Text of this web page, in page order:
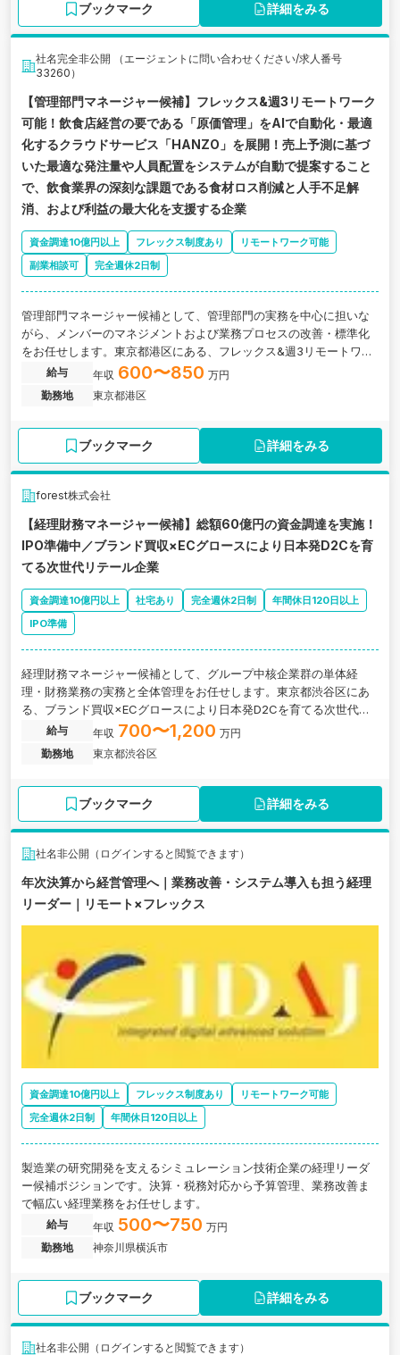
ブックマーク 詳細をみる
社名完全非公開 （エージェントに問い合わせください/求人番号
33260）
【管理部門マネージャー候補】フレックス&週3リモートワーク
可能！飲食店経営の要である「原価管理」をAIで自動化・最適
化するクラウドサービス「HANZO」を展開！売上予測に基づ
いた最適な発注量や人員配置をシステムが自動で提案すること
で、飲食業界の深刻な課題である食材ロス削減と人手不足解
消、および利益の最大化を支援する企業
資金調達10億円以上 フレックス制度あり
リモートワーク可能
副業相談可
完全週休2日制
管理部門マネージャー候補として、管理部門の実務を中心に担いな
がら、メンバーのマネジメントおよび業務プロセスの改善・標準化
をお任せします。東京都港区にある、フレックス&週3リモートワー
ク可能！飲食店経営の要である「原価管理」をAIで自動化・最適化
するクラウドサービス「HANZO」を展開！売上予測に基づいた最適
な発注量や人員配置をシステムが自動で提案することで、飲食業界
大化を支援する企業の求人です。
給与 年収 600〜850 万円
勤務地
東京都港区
ブックマーク 詳細をみる
forest株式会社
【経理財務マネージャー候補】総額60億円の資金調達を実施！
IPO準備中／ブランド買収×ECグロースにより日本発D2Cを育
てる次世代リテール企業
資金調達10億円以上 社宅あり 完全週休2日制
年間休日120日以上
IPO準備
経理財務マネージャー候補として、グループ中核企業群の単体経
理・財務業務の実務と全体管理をお任せします。東京都渋谷区にあ
る、ブランド買収×ECグロースにより日本発D2Cを育てる次世代リ
テール企業の求人です。
給与 年収 700〜1,200 万円
勤務地
東京都渋谷区
ブックマーク 詳細をみる
社名非公開（ログインすると閲覧できます）
年次決算から経営管理へ｜業務改善・システム導入も担う経理
リーダー｜リモート×フレックス
資金調達10億円以上 フレックス制度あり
リモートワーク可能
完全週休2日制
年間休日120日以上
製造業の研究開発を支えるシミュレーション技術企業の経理リーダ
ー候補ポジションです。決算・税務対応から予算管理、業務改善ま
で幅広い経理業務をお任せします。
給与 年収 500〜750 万円
勤務地
神奈川県横浜市
ブックマーク 詳細をみる
社名非公開（ログインすると閲覧できます）